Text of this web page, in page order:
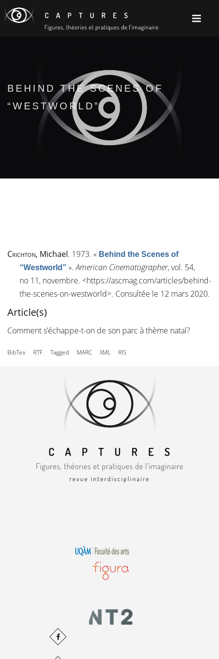
BEHIND THE SCENES OF
“WESTWORLD”
Crichton, Michael. 1973. « Behind the Scenes of
“Westworld” ».American Cinematographer, vol. 54,
no 11, novembre. <https://ascmag.com/articles/behind-
the-scenes-on-westworld>. Consultée le 12 mars 2020.
Article(s)
Comment s’échappe-t-on de son parc à thème natal?
BibTex RTF Tagged MARC XML RIS